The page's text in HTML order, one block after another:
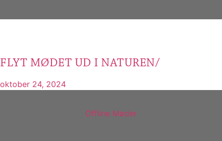
FLYT MØDET UD I NATUREN/
oktober 24, 2024
Offline Møder